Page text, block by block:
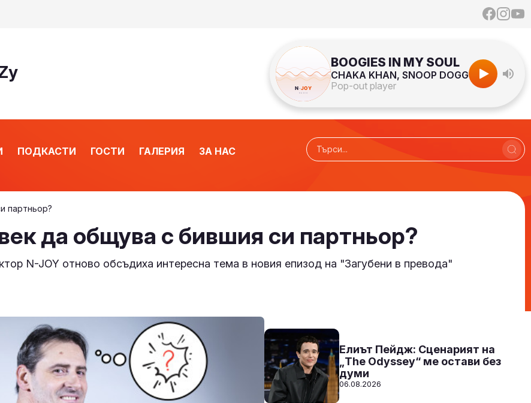
BOOGIES IN MY SOUL
CHAKA KHAN, SNOOP DOGG
Pop-out player
ПОДКАСТИ ГОСТИ ГАЛЕРИЯ ЗА НАС
партньор?
да общува с бившия си партньор?
N-JOY отново обсъдиха интересна тема в новия епизод на "Загубени в превода"
СЛУШАЙ
Елиът Пейдж: Сценарият на
„The Odyssey“ ме остави без
думи
06.08.2026